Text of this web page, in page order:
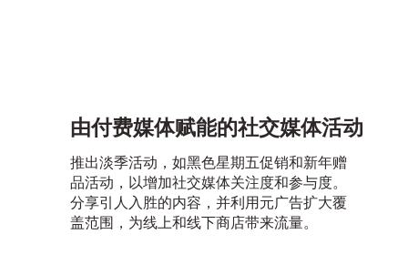
由付费媒体赋能的社交媒体活动
推出淡季活动，如黑色星期五促销和新年赠
品活动，以增加社交媒体关注度和参与度。
分享引人入胜的内容，并利用元广告扩大覆
盖范围，为线上和线下商店带来流量。